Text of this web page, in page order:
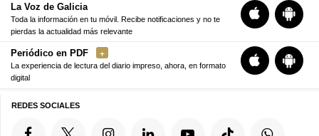
La Voz de Galicia
Toda la información en tu móvil. Recibe notificaciones y no te
pierdas la actualidad más relevante
Periódico en PDF
La experiencia de lectura del diario impreso, ahora, en formato
digital
REDES SOCIALES